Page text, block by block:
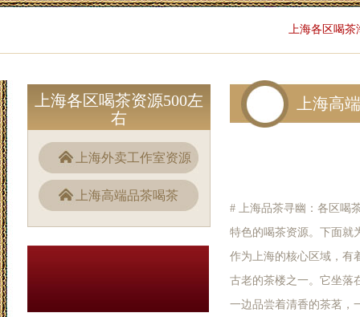
上海各区喝茶
上海各区喝茶资源500左
右
上海外卖工作室资源
上海高端品茶喝茶
上海高
# 上海品茶寻幽：各区喝
特色的喝茶资源。下面就
作为上海的核心区域，有
古老的茶楼之一。它坐落
一边品尝着清香的茶茗，